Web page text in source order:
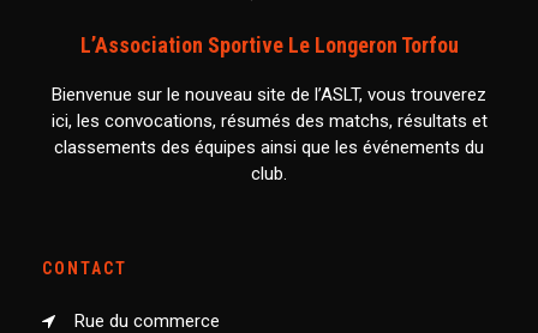
L’Association Sportive Le Longeron Torfou
Bienvenue sur le nouveau site de l’ASLT, vous trouverez
ici, les convocations, résumés des matchs, résultats et
classements des équipes ainsi que les événements du
club.
CONTACT
Rue du commerce